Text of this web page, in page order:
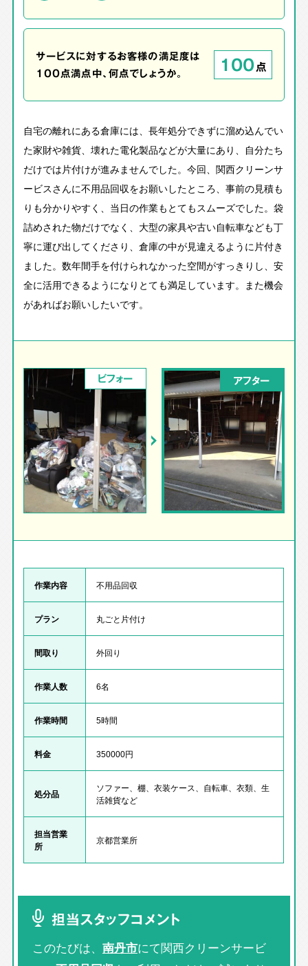
サービスに対するお客様の満足度は
100点満点中、何点でしょうか。
100点
自宅の離れにある倉庫には、長年処分できずに溜め込んでい
た家財や雑貨、壊れた電化製品などが大量にあり、自分たち
だけでは片付けが進みませんでした。今回、関西クリーンサ
ービスさんに不用品回収をお願いしたところ、事前の見積も
りも分かりやすく、当日の作業もとてもスムーズでした。袋
詰めされた物だけでなく、大型の家具や古い自転車なども丁
寧に運び出してくださり、倉庫の中が見違えるように片付き
ました。数年間手を付けられなかった空間がすっきりし、安
全に活用できるようになりとても満足しています。また機会
があればお願いしたいです。
ビフォー アフター
作業内容 不用品回収
プラン 丸ごと片付け
間取り 外回り
作業人数 6名
作業時間 5時間
料金 350000円
処分品
ソファー、棚、衣装ケース、自転車、衣類、生
活雑貨など
担当営業
所
京都営業所
担当スタッフコメント
このたびは、 南丹市にて関西クリーンサービ